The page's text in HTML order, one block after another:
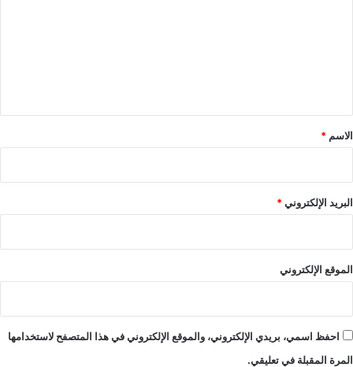
*
الاسم *
البريد الإلكتروني*
الموقع الإلكتروني
احفظ اسمي، بريدي الإلكتروني، والموقع الإلكتروني في هذا المتصفح لاستخدامها
المرة المقبلة في تعليقي.